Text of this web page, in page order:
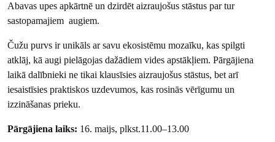
Abavas upes apkārtnē un dzirdēt aizraujošus stāstus par tur
sastopamajiem augiem.
Čužu purvs ir unikāls ar savu ekosistēmu mozaīku, kas spilgti
atklāj, kā augi pielāgojas dažādiem vides apstākļiem. Pārgājiena
laikā dalībnieki ne tikai klausīsies aizraujošus stāstus, bet arī
iesaistīsies praktiskos uzdevumos, kas rosinās vērīgumu un
izzināšanas prieku.
Pārgājiena laiks: 16. maijs, plkst.11.00–13.00